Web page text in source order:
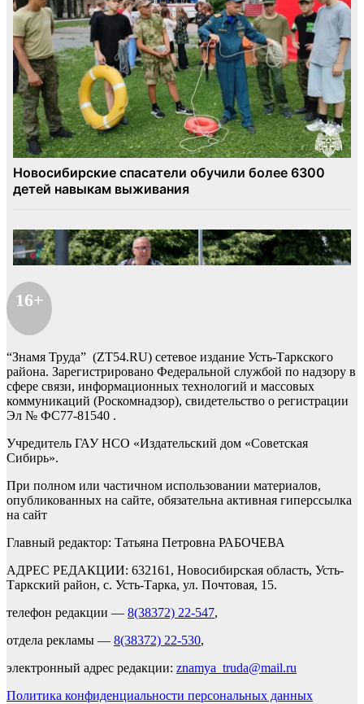
16+
“Знамя Труда” (ZT54.RU) сетевое издание Усть-Таркского
района. Зарегистрировано Федеральной службой по надзору в
сфере связи, информационных технологий и массовых
коммуникаций (Роскомнадзор), свидетельство о регистрации
Эл № ФС77-81540 .
Учредитель ГАУ НСО «Издательский дом «Советская
Сибирь».
При полном или частичном использовании материалов,
опубликованных на сайте, обязательна активная гиперссылка
на сайт
Главный редактор: Татьяна Петровна РАБОЧЕВА
АДРЕС РЕДАКЦИИ: 632161, Новосибирская область, Усть-
Таркский район, с. Усть-Тарка, ул. Почтовая, 15.
телефон редакции — 8(38372) 22-547,
отдела рекламы — 8(38372) 22-530,
электронный адрес редакции: znamya_truda@mail.ru
Политика конфиденциальности персональных данных